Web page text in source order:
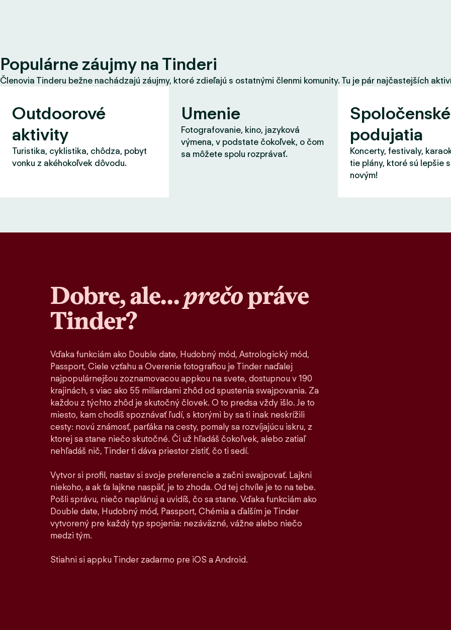
Populárne záujmy na Tinderi
Členovia Tinderu bežne nachádzajú záujmy, ktoré zdieľajú s ostatnými členmi komunity. Tu je pár najčastejších
Outdoorové
aktivity
Turistika, cyklistika, chôdza, pobyt
vonku z akéhokoľvek dôvodu.
Umenie
Fotografovanie, kino, jazyková
výmena, v podstate čokoľvek, o čom
sa môžete spolu rozprávať.
Spoločenské
podujatia
Koncerty, festivaly,
tie plány, ktoré sú lepšie
novým!
Dobre, ale…prečopráve
Tinder?
Vďaka funkciám ako Double date, Hudobný mód, Astrologický mód,
Passport, Ciele vzťahu a Overenie fotografiou je Tinder naďalej
najpopulárnejšou zoznamovacou appkou na svete, dostupnou v 190
krajinách, s viac ako 55 miliardami zhôd od spustenia swajpovania. Za
každou z týchto zhôd je skutočný človek. O to predsa vždy išlo. Je to
miesto, kam chodíš spoznávať ľudí, s ktorými by sa ti inak neskrížili
cesty: novú známosť, parťáka na cesty, pomaly sa rozvíjajúcu iskru, z
ktorej sa stane niečo skutočné. Či už hľadáš čokoľvek, alebo zatiaľ
nehľadáš nič, Tinder ti dáva priestor zistiť, čo ti sedí.
Vytvor si profil, nastav si svoje preferencie a začni swajpovať. Lajkni
niekoho, a ak ťa lajkne naspäť, je to zhoda. Od tej chvíle je to na tebe.
Pošli správu, niečo naplánuj a uvidíš, čo sa stane. Vďaka funkciám ako
Double date, Hudobný mód, Passport, Chémia a ďalším je Tinder
vytvorený pre každý typ spojenia: nezáväzné, vážne alebo niečo
medzi tým.
Stiahni si appku Tinder zadarmo pre iOS a Android.